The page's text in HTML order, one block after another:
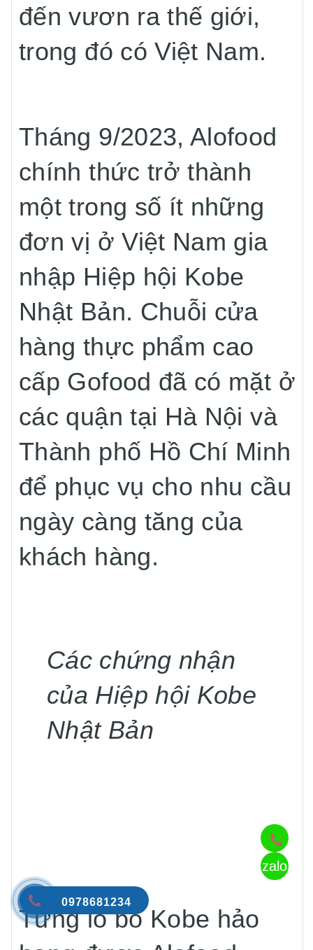
đến vươn ra thế giới,
trong đó có Việt Nam.
Tháng 9/2023, Alofood
chính thức trở thành
một trong số ít những
đơn vị ở Việt Nam gia
nhập Hiệp hội Kobe
Nhật Bản. Chuỗi cửa
hàng thực phẩm cao
cấp Gofood đã có mặt ở
các quận tại Hà Nội và
Thành phố Hồ Chí Minh
để phục vụ cho nhu cầu
ngày càng tăng của
khách hàng.
Các chứng nhận
của Hiệp hội Kobe
Nhật Bản
Từng lô bò Kobe hảo
zalo
0978681234